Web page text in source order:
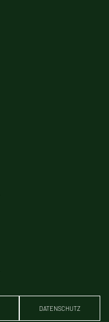
DATENSCHUTZ